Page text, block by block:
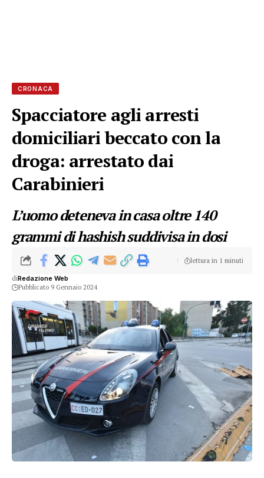
CRONACA
Spacciatore agli arresti
domiciliari beccato con la
droga: arrestato dai
Carabinieri
L’uomo deteneva in casa oltre 140
grammi di hashish suddivisa in dosi
diRedazione Web
Pubblicato 9 Gennaio 2024
lettura in 1 minuti